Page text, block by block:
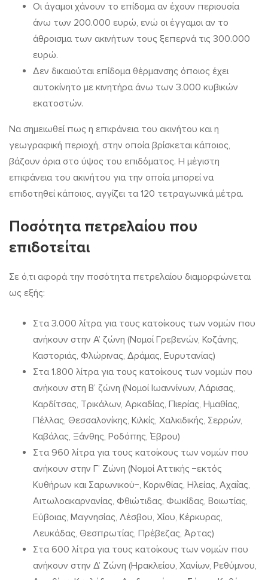
Οι άγαμοι χάνουν το επίδομα αν έχουν περιουσία
άνω των 200.000 ευρώ, ενώ οι έγγαμοι αν το
άθροισμα των ακινήτων τους ξεπερνά τις 300.000
ευρώ.
Δεν δικαιούται επίδομα θέρμανσης όποιος έχει
αυτοκίνητο με κινητήρα άνω των 3.000 κυβικών
εκατοστών.
Να σημειωθεί πως η επιφάνεια του ακινήτου και η
γεωγραφική περιοχή, στην οποία βρίσκεται κάποιος,
βάζουν όρια στο ύψος του επιδόματος. Η μέγιστη
επιφάνεια του ακινήτου για την οποία μπορεί να
επιδοτηθεί κάποιος, αγγίζει τα 120 τετραγωνικά μέτρα.
Ποσότητα πετρελαίου που
επιδοτείται
Σε ό,τι αφορά την ποσότητα πετρελαίου διαμορφώνεται
ως εξής:
Στα 3.000 λίτρα για τους κατοίκους των νομών που
ανήκουν στην Α’ ζώνη (Νομοί Γρεβενών, Κοζάνης,
Καστοριάς, Φλώρινας, Δράμας, Ευρυτανίας)
Στα 1.800 λίτρα για τους κατοίκους των νομών που
ανήκουν στη Β’ ζώνη (Νομοί Ιωαννίνων, Λάρισας,
Καρδίτσας, Τρικάλων, Αρκαδίας, Πιερίας, Ημαθίας,
Πέλλας, Θεσσαλονίκης, Κιλκίς, Χαλκιδικής, Σερρών,
Καβάλας, Ξάνθης, Ροδόπης, Έβρου)
Στα 960 λίτρα για τους κατοίκους των νομών που
ανήκουν στην Γ’ Ζώνη (Νομοί Αττικής −εκτός
Κυθήρων και Σαρωνικού−, Κορινθίας, Ηλείας, Αχαΐας,
Αιτωλοακαρνανίας, Φθιώτιδας, Φωκίδας, Βοιωτίας,
Εύβοιας, Μαγνησίας, Λέσβου, Χίου, Κέρκυρας,
Λευκάδας, Θεσπρωτίας, Πρέβεζας, Άρτας)
Στα 600 λίτρα για τους κατοίκους των νομών που
ανήκουν στην Δ’ Ζώνη (Ηρακλείου, Χανίων, Ρεθύμνου,